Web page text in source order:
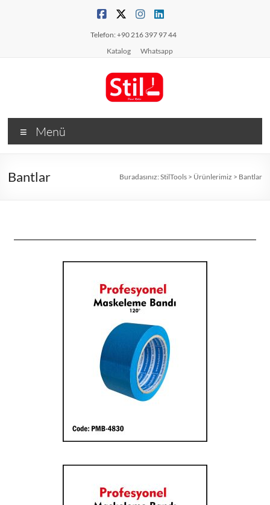
Telefon: +90 216 397 97 44
Katalog
Whatsapp
Menü
Bantlar Buradasınız: StilTools> Ürünlerimiz > Bantlar